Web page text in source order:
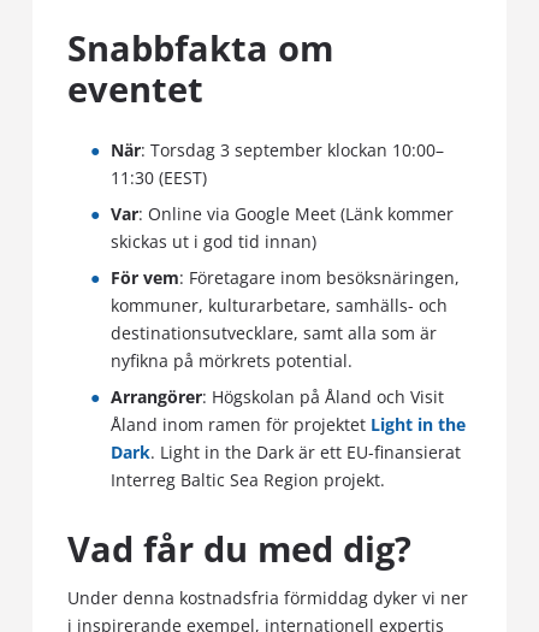
Snabbfakta om
eventet
När: Torsdag 3 september klockan 10:00–
11:30 (EEST)
Var: Online via Google Meet (Länk kommer
skickas ut i god tid innan)
För vem: Företagare inom besöksnäringen,
kommuner, kulturarbetare, samhälls- och
destinationsutvecklare, samt alla som är
nyfikna på mörkrets potential.
Arrangörer: Högskolan på Åland och Visit
Åland inom ramen för projektet Light in the
Dark. Light in the Dark är ett EU-finansierat
Interreg Baltic Sea Region projekt.
Vad får du med dig?
Under denna kostnadsfria förmiddag dyker vi ner
i inspirerande exempel, internationell expertis